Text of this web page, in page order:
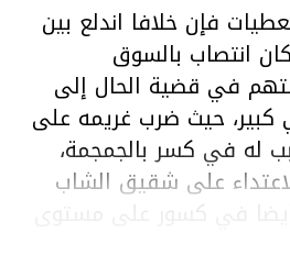
فإن خلافا اندلع بين
انتصاب بالسوق
في قضية الحال إلى
حيث ضرب غريمه على
له في كسر بالجمجمة،
على شقيق الشاب
أيضا في كسور على مستوى